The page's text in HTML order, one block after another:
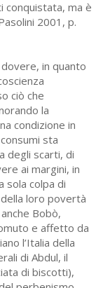
conquistata, ma è
2001, p.
in quanto
ciò che
la
condizione in
sta
degli scarti, di
ai margini, in
sola colpa di
loro povertà
Bobò,
e affetto da
l’Italia della
di Abdul, il
di biscotti),